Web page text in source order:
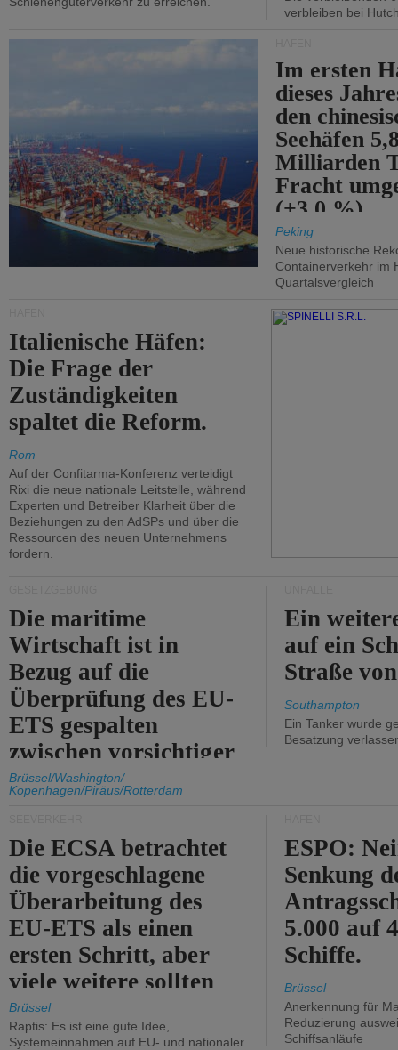
verbleiben bei
Im ersten
dieses
den
Seehäfen
Milliarden
Fracht
(+3,0 %).
Peking
Neue historische
Containerverkehr im
Quartalsvergleich
Italienische Häfen:
Die Frage der
Zuständigkeiten
spaltet die Reform.
Rom
Auf der Confitarma-Konferenz verteidigt
Rixi die neue nationale Leitstelle, während
Experten und Betreiber Klarheit über die
Beziehungen zu den AdSPs und über die
Ressourcen des neuen Unternehmens
fordern.
Die maritime
Wirtschaft ist in
Bezug auf die
Überprüfung des EU-
ETS gespalten
zwischen vorsichtiger
Unterstützung und
Kritik.
Brüssel/Washington/
Kopenhagen/Piräus/Rotterdam
Ein
auf ein
Straße
Southampton
Ein Tanker wurde
Besatzung
Die ECSA betrachtet
die vorgeschlagene
Überarbeitung des
EU-ETS als einen
ersten Schritt, aber
viele weitere sollten
folgen.
Brüssel
Raptis: Es ist eine gute Idee,
Systemeinnahmen auf EU- und nationaler
ESPO:
Senkung
5.000 auf
Schiffe.
Brüssel
Anerkennung für
Reduzierung
Schiffsanläufe